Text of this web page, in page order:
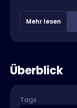
Mehr lesen
Überblick
Tags